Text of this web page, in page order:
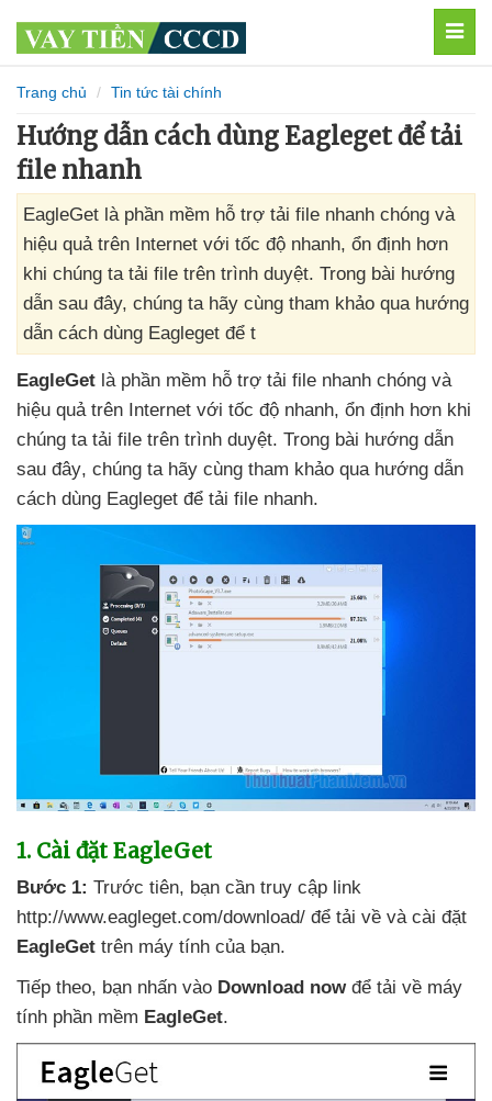
Trang chủ Tin tức tài chính
Hướng dẫn cách dùng Eagleget để tải
file nhanh
EagleGet là phần mềm hỗ trợ tải file nhanh chóng và
hiệu quả trên Internet với tốc độ nhanh, ổn định hơn
khi chúng ta tải file trên trình duyệt. Trong bài hướng
dẫn sau đây, chúng ta hãy cùng tham khảo qua hướng
dẫn cách dùng Eagleget để t
EagleGet là phần mềm hỗ trợ tải file nhanh chóng và
hiệu quả trên Internet với tốc độ nhanh, ổn định hơn khi
chúng ta tải file trên trình duyệt. Trong bài hướng dẫn
sau đây, chúng ta hãy cùng tham khảo qua hướng dẫn
cách dùng Eagleget để tải file nhanh.
1. Cài đặt EagleGet
Bước 1: Trước tiên, bạn cần truy cập link
http://www.eagleget.com/download/ để tải về và cài đặt
EagleGet trên máy tính của bạn.
Tiếp theo, bạn nhấn vào Download now để tải về máy
tính phần mềm EagleGet.